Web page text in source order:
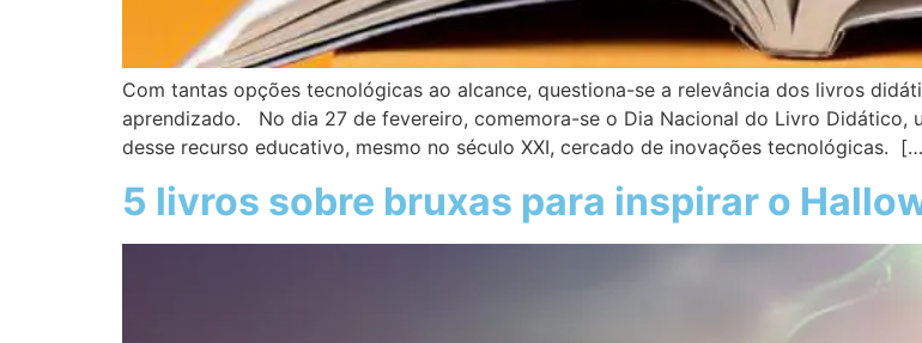
Com tantas opções tecnológicas ao alcance, questiona-se a relevância dos livros
aprendizado. No dia 27 de fevereiro, comemora-se o Dia Nacional do Livro Didático,
desse recurso educativo, mesmo no século XXI, cercado de inovações tecnológicas.
5 livros sobre bruxas para inspirar o